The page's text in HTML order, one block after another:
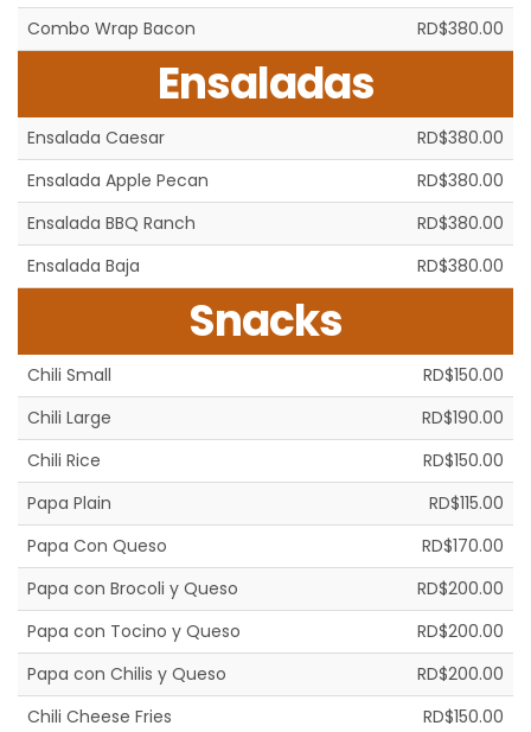
Combo Wrap Bacon
RD$380.00
Ensaladas
Ensalada Caesar
RD$380.00
Ensalada Apple Pecan
RD$380.00
Ensalada BBQ Ranch
RD$380.00
Ensalada Baja
RD$380.00
Snacks
Chili Small
RD$150.00
Chili Large
RD$190.00
Chili Rice
RD$150.00
Papa Plain
RD$115.00
Papa Con Queso
RD$170.00
Papa con Brocoli y Queso
RD$200.00
Papa con Tocino y Queso
RD$200.00
Papa con Chilis y Queso
RD$200.00
Chili Cheese Fries
RD$150.00